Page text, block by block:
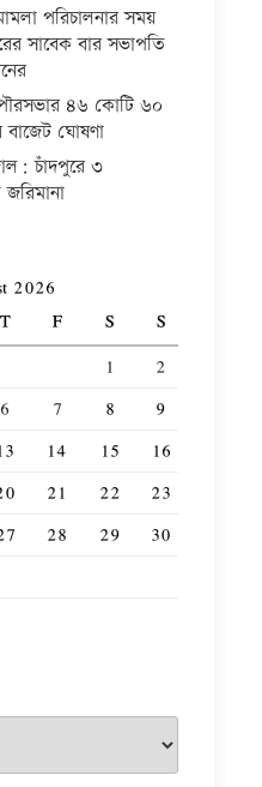
পরিচালনার সময়
সাবেক বার সভাপতি
পৌরসভার ৪৬ কোটি ৬০
বাজেট ঘোষণা
চাঁদপুরে ৩
জরিমানা
2026
T F S
S
1
2
6 7 8
9
14 15
16
21 22
23
28 29
30